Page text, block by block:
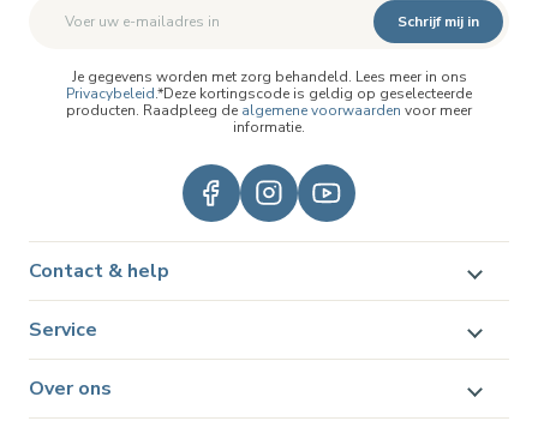
Schrijf mij in
Je gegevens worden met zorg behandeld. Lees meer in ons
Privacybeleid.*Deze kortingscode is geldig op geselecteerde
producten. Raadpleeg de algemene voorwaarden voor meer
informatie.
Contact & help
Service
Over ons